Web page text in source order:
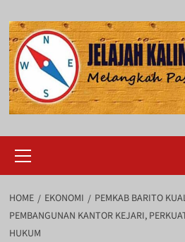
to
content
Menu
HOME EKONOMI
PEMKAB BARITO
PEMBANGUNAN KANTOR KEJARI,
HUKUM